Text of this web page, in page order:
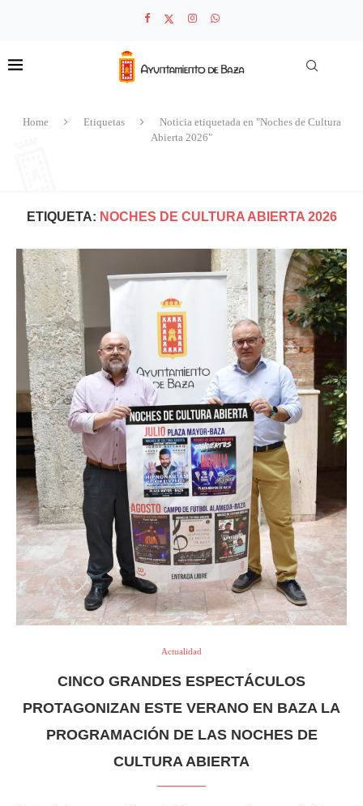
Home Etiquetas
Noticia etiquetada en "Noches de Cultura
Abierta 2026"
ETIQUETA: NOCHES DE CULTURA ABIERTA 2026
Actualidad
CINCO GRANDES ESPECTÁCULOS
PROTAGONIZAN ESTE VERANO EN BAZA LA
PROGRAMACIÓN DE LAS NOCHES DE
CULTURA ABIERTA